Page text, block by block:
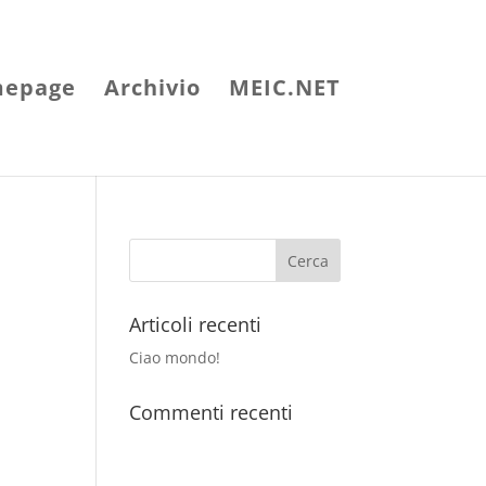
Archivio MEIC.NET
Articoli recenti
Ciao mondo!
Commenti recenti